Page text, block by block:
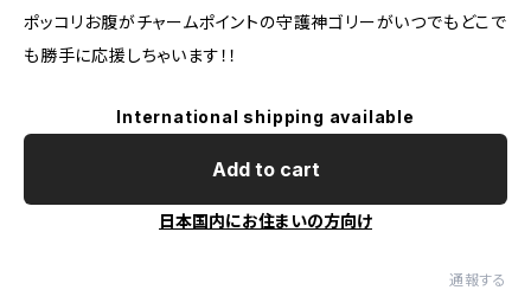
ポッコリお腹がチャームポイントの守護神ゴリーがいつでもどこで
も勝手に応援しちゃいます！！
International shipping available
Add to cart
日本国内にお住まいの方向け
通報する